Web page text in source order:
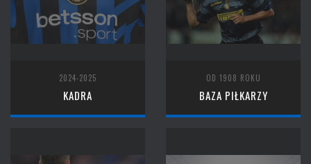
2024-2025
KADRA
OD 1908 ROKU
BAZA PIŁKARZY